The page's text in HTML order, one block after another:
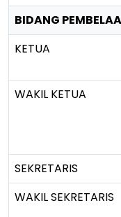
BIDANG
KETUA
WAKIL KETUA
SEKRETARIS
WAKIL SEKRETARIS